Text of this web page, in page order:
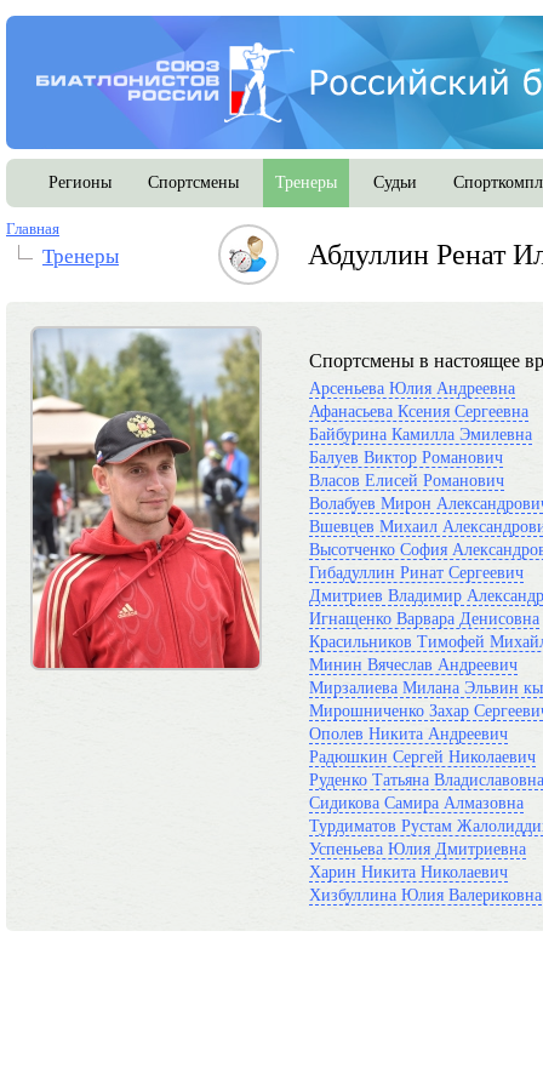
Регионы Спортсмены Тренеры Судьи
Главная
Тренеры Абдуллин Ренат
Спортсмены в настоящее
Арсеньева Юлия Андреевна
Афанасьева Ксения Сергеевна
Байбурина Камилла Эмилевна
Балуев Виктор Романович
Власов Елисей Романович
Волабуев Мирон
Вшевцев Михаил
Высотченко София
Гибадуллин Ринат Сергеевич
Дмитриев Владимир
Игнащенко Варвара Денисовна
Красильников Тимофей
Минин Вячеслав Андреевич
Мирзалиева Милана Эльвин
Мирошниченко Захар
Ополев Никита Андреевич
Радюшкин Сергей Николаевич
Руденко Татьяна Владиславовна
Сидикова Самира Алмазовна
Турдиматов Рустам
Успеньева Юлия Дмитриевна
Харин Никита Николаевич
Хизбуллина Юлия Валериковна